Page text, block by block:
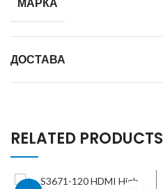
ДОСТАВА
RELATED PRODUCTS